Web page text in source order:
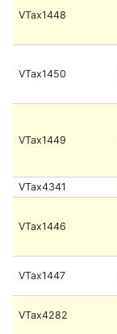
VTax1448
VTax1450
VTax1449
VTax4341
VTax1446
VTax1447
VTax4282